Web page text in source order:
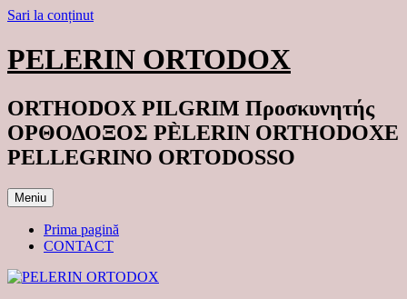
Sari la conținut
PELERIN ORTODOX
ORTHODOX PILGRIM Προσκυνητής
ΟΡΘΟΔΟΞΟΣ PÈLERIN ORTHODOXE
PELLEGRINO ORTODOSSO
Meniu
Prima pagină
CONTACT